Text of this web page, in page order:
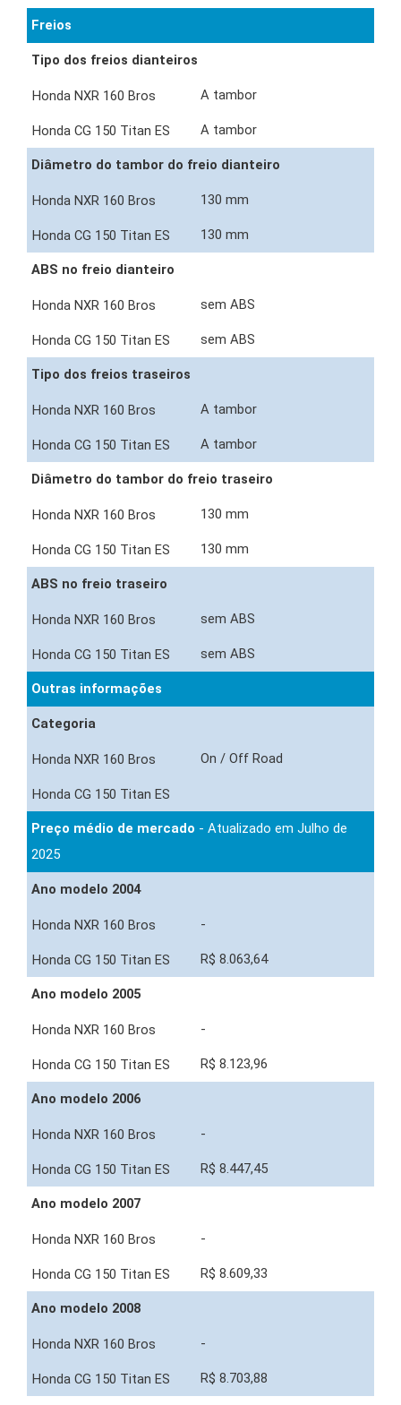
Freios
Tipo dos freios dianteiros
A tambor
A tambor
Diâmetro do tambor do freio dianteiro
130 mm
130 mm
ABS no freio dianteiro
sem ABS
sem ABS
Tipo dos freios traseiros
A tambor
A tambor
Diâmetro do tambor do freio traseiro
130 mm
130 mm
ABS no freio traseiro
sem ABS
sem ABS
Outras informações
Categoria
On / Off Road
Preço médio de mercado - Atualizado em Julho de
2025
Ano modelo 2004
-
R$ 8.063,64
Ano modelo 2005
-
R$ 8.123,96
Ano modelo 2006
-
R$ 8.447,45
Ano modelo 2007
-
R$ 8.609,33
Ano modelo 2008
-
R$ 8.703,88